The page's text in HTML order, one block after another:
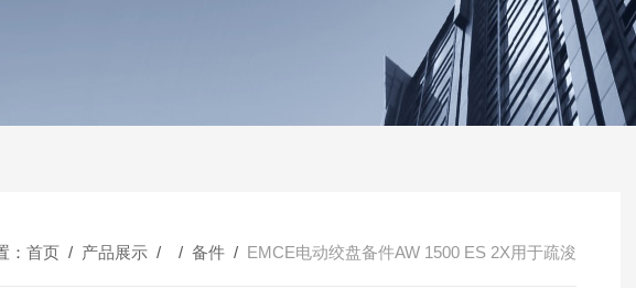
： 首页 / 产品展示 / / 备件 / EMCE电动绞盘备件AW 1500 ES 2X用于疏浚